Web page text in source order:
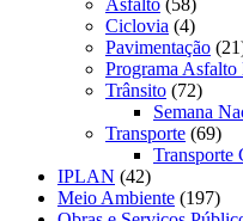
Asfalto (58)
Ciclovia (4)
Pavimentação
Programa
Trânsito (72)
Semana
Transporte (69)
Transporte
IPLAN (42)
Meio Ambiente (197)